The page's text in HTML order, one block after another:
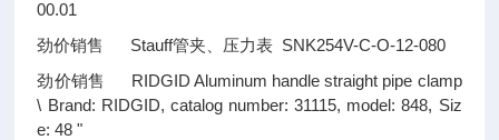
00.01
劲价销售 Stauff管夹、压力表 SNK254V-C-O-12-080
劲价销售 RIDGID Aluminum handle straight pipe clamp
\ Brand: RIDGID, catalog number: 31115, model: 848, Siz
e: 48 "